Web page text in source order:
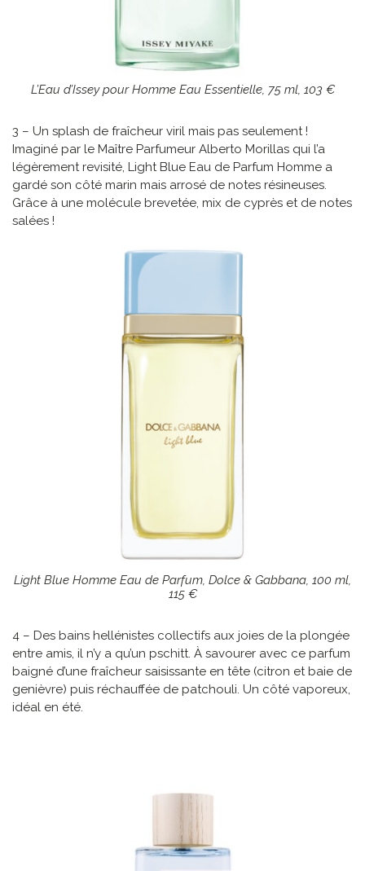
L’Eau d’Issey pour Homme Eau Essentielle, 75 ml, 103 €
3 – Un splash de fraîcheur viril mais pas seulement !
Imaginé par le Maître Parfumeur Alberto Morillas qui l’a
légèrement revisité, Light Blue Eau de Parfum Homme a
gardé son côté marin mais arrosé de notes résineuses.
Grâce à une molécule brevetée, mix de cyprès et de notes
salées !
Light Blue Homme Eau de Parfum, Dolce & Gabbana, 100 ml,
115 €
4 – Des bains hellénistes collectifs aux joies de la plongée
entre amis, il n’y a qu’un pschitt. À savourer avec ce parfum
baigné d’une fraîcheur saisissante en tête (citron et baie de
genièvre) puis réchauffée de patchouli. Un côté vaporeux,
idéal en été.